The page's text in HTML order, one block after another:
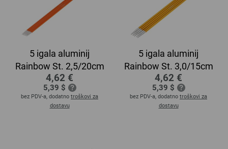
5 igala aluminij
Rainbow St. 2,5/20cm
4,62 €
5,39 $
bez PDV-a, dodatno troškovi za
dostavu
5 igala aluminij
Rainbow St. 3,0/15cm
4,62 €
5,39 $
bez PDV-a, dodatno troškovi za
dostavu